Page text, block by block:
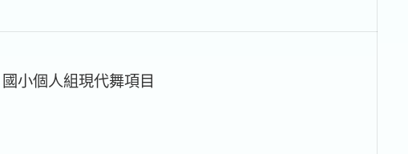
國小個人組現代舞項目